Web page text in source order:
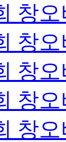
창
창
창
창
창